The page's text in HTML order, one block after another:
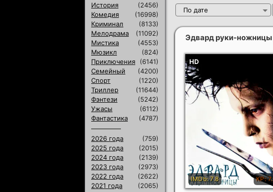
По дате
Эдвард руки-ножницы
История
(2456)
Комедия
(16998)
Криминал
(8133)
Мелодрама
(11092)
Мистика
(4553)
Мюзикл
(824)
Приключения
(6141)
Семейный
(4200)
Спорт
(1220)
Триллер
(11644)
Фэнтези
(5242)
Ужасы
(6112)
Фантастика
(4787)
2026 года
(759)
2025 года
(2015)
2024 года
(2139)
2023 года
(2973)
2022 года
(2622)
2021 года
(2065)